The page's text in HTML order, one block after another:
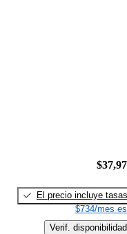
El precio incluye tasas
$734/mes
Verif. disponibilidad